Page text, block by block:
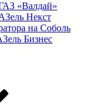
«Валдай»
Некст
на Соболь
Бизнес